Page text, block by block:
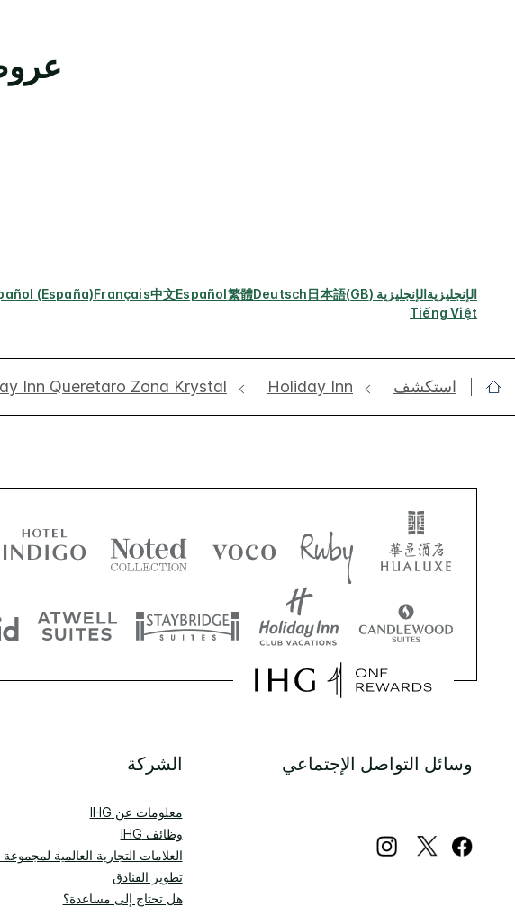
الإنجليزيةالإنجليزية (GB) 日本語
Deutsch
繁體
Español
中文
Français
(España)
Tiếng Việt
استكشف Holiday Inn
Inn Queretaro Zona Krystal
وسائل التواصل الإجتماعي الشركة
معلومات عن IHG
وظائف IHG
العلامات التجارية العالمية لمجموعة IHG
تطوير الفنادق
هل تحتاج إلى مساعدة؟